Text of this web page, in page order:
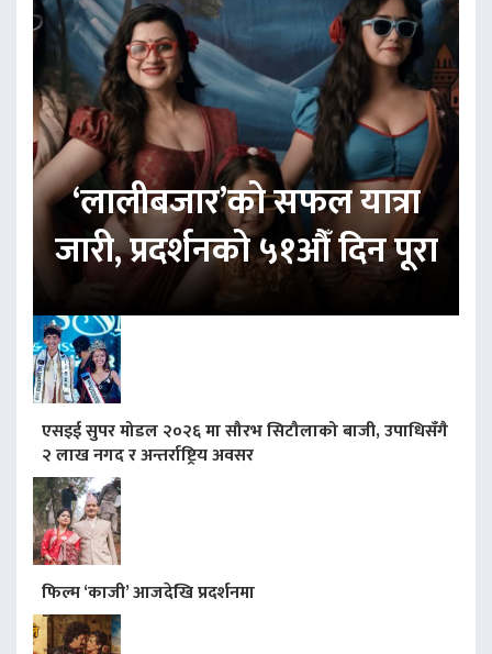
‘लालीबजार’को सफल यात्रा
जारी, प्रदर्शनको ५१औँ दिन पूरा
एसइई सुपर मोडल २०२६ मा सौरभ सिटौलाको बाजी, उपाधिसँगै
२ लाख नगद र अन्तर्राष्ट्रिय अवसर
फिल्म ‘काजी’ आजदेखि प्रदर्शनमा